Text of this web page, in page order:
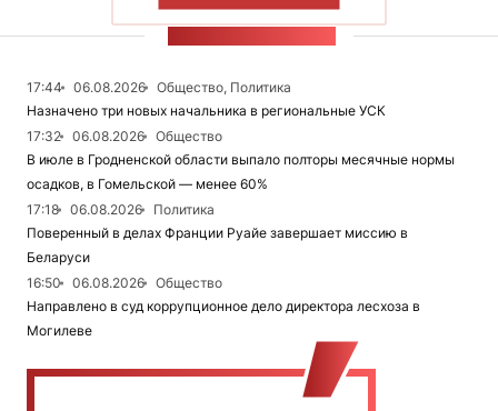
17:44 06.08.2026
Общество, Политика
Назначено три новых начальника в региональные УСК
17:32
06.08.2026
Общество
В июле в Гродненской области выпало полторы месячные нормы
осадков, в Гомельской — менее 60%
17:18
06.08.2026
Политика
Поверенный в делах Франции Руайе завершает миссию в
Беларуси
16:50
06.08.2026
Общество
Направлено в суд коррупционное дело директора лесхоза в
Могилеве